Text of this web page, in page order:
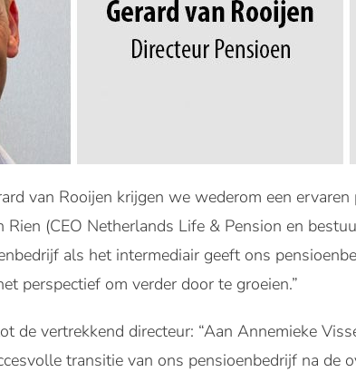
van Rooijen krijgen we wederom een
Rien (CEO Netherlands Life & Pension en
als het intermediair geeft ons
perspectief om verder door te groeien.”
de vertrekkend directeur: “Aan Annemieke
transitie van ons pensioenbedrijf na de